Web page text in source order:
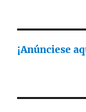
¡Anúnciese